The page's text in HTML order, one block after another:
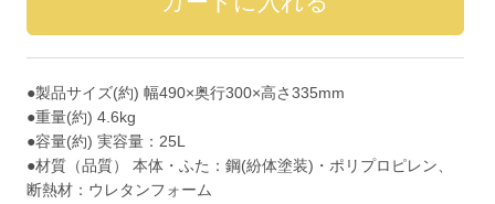
●製品サイズ(約) 幅490×奥行300×高さ335mm
●重量(約) 4.6kg
●容量(約) 実容量：25L
●材質（品質） 本体・ふた：鋼(紛体塗装)・ポリプロピレン、
断熱材：ウレタンフォーム